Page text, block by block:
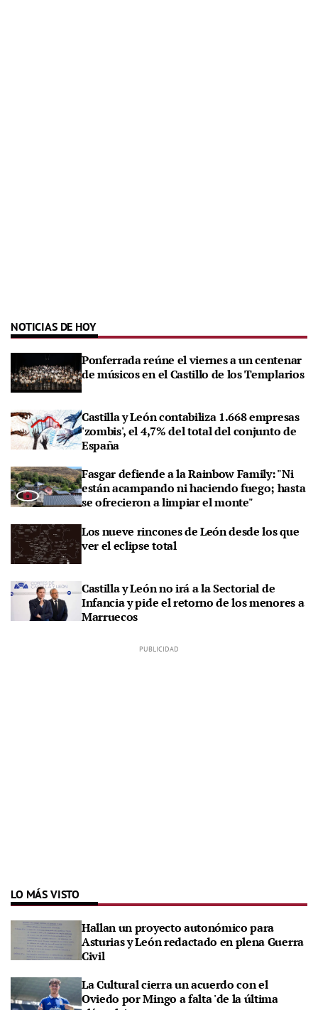
NOTICIAS DE HOY
Ponferrada reúne el viernes a un centenar
de músicos en el Castillo de los Templarios
Castilla y León contabiliza 1.668 empresas
'zombis', el 4,7% del total del conjunto de
España
Fasgar defiende a la Rainbow Family: "Ni
están acampando ni haciendo fuego; hasta
se ofrecieron a limpiar el monte"
Los nueve rincones de León desde los que
ver el eclipse total
Castilla y León no irá a la Sectorial de
Infancia y pide el retorno de los menores a
Marruecos
LO MÁS VISTO
Hallan un proyecto autonómico para
Asturias y León redactado en plena Guerra
Civil
La Cultural cierra un acuerdo con el
Oviedo por Mingo a falta 'de la última